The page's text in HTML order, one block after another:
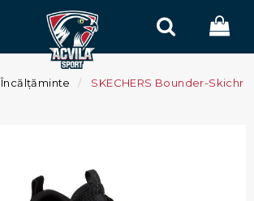
Încălțăminte SKECHERS Bounder-Skichr